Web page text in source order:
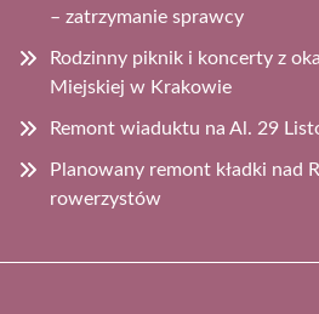
– zatrzymanie sprawcy
Rodzinny piknik i koncerty z
Miejskiej w Krakowie
Remont wiaduktu na Al. 29
Planowany remont kładki nad
rowerzystów